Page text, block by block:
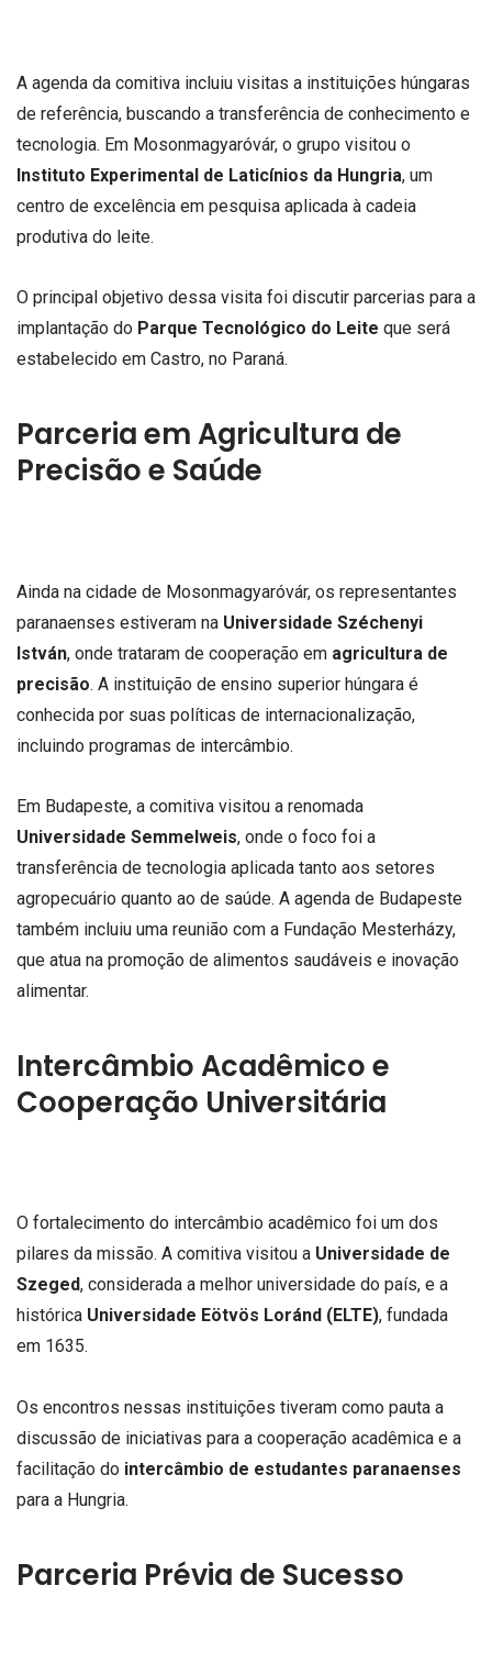
A agenda da comitiva incluiu visitas a instituições húngaras
de referência, buscando a transferência de conhecimento e
tecnologia. Em Mosonmagyaróvár, o grupo visitou o
Instituto Experimental de Laticínios da Hungria, um
centro de excelência em pesquisa aplicada à cadeia
produtiva do leite.
O principal objetivo dessa visita foi discutir parcerias para a
implantação do Parque Tecnológico do Leite que será
estabelecido em Castro, no Paraná.
Parceria em Agricultura de
Precisão e Saúde
Ainda na cidade de Mosonmagyaróvár, os representantes
paranaenses estiveram na Universidade Széchenyi
István, onde trataram de cooperação em agricultura de
precisão. A instituição de ensino superior húngara é
conhecida por suas políticas de internacionalização,
incluindo programas de intercâmbio.
Em Budapeste, a comitiva visitou a renomada
Universidade Semmelweis, onde o foco foi a
transferência de tecnologia aplicada tanto aos setores
agropecuário quanto ao de saúde. A agenda de Budapeste
também incluiu uma reunião com a Fundação Mesterházy,
que atua na promoção de alimentos saudáveis e inovação
alimentar.
Intercâmbio Acadêmico e
Cooperação Universitária
O fortalecimento do intercâmbio acadêmico foi um dos
pilares da missão. A comitiva visitou a Universidade de
Szeged, considerada a melhor universidade do país, e a
histórica Universidade Eötvös Loránd (ELTE), fundada
em 1635.
Os encontros nessas instituições tiveram como pauta a
discussão de iniciativas para a cooperação acadêmica e a
facilitação do intercâmbio de estudantes paranaenses
para a Hungria.
Parceria Prévia de Sucesso